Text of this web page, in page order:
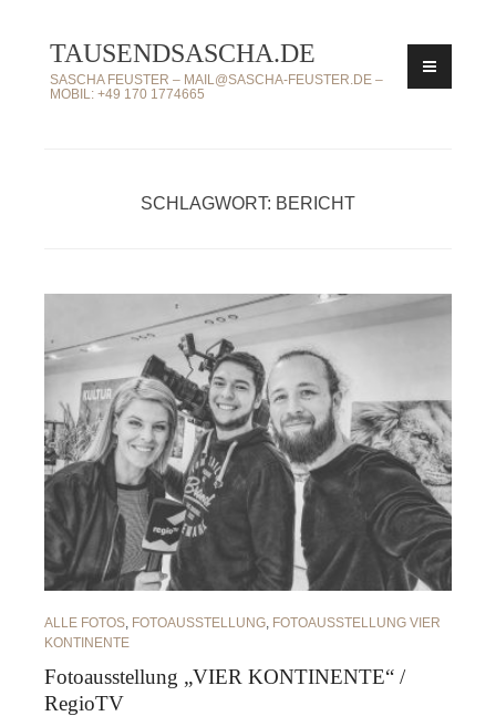
Inhalt
springen
TAUSENDSASCHA.DE
SASCHA FEUSTER – MAIL@SASCHA-FEUSTER.DE –
MOBIL: +49 170 1774665
SCHLAGWORT: BERICHT
ALLE FOTOS FOTOAUSSTELLUNG FOTOAUSSTELLUNG VIER
KONTINENTE
Fotoausstellung „VIER KONTINENTE“ /
RegioTV